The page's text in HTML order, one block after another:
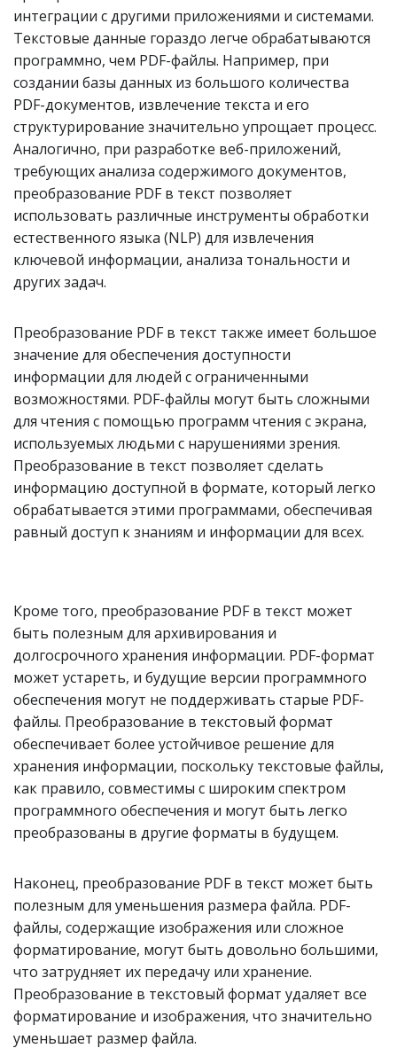
интеграции с другими приложениями и системами.
Текстовые данные гораздо легче обрабатываются
программно, чем PDF-файлы. Например, при
создании базы данных из большого количества
PDF-документов, извлечение текста и его
структурирование значительно упрощает процесс.
Аналогично, при разработке веб-приложений,
требующих анализа содержимого документов,
преобразование PDF в текст позволяет
использовать различные инструменты обработки
естественного языка (NLP) для извлечения
ключевой информации, анализа тональности и
других задач.
Преобразование PDF в текст также имеет большое
значение для обеспечения доступности
информации для людей с ограниченными
возможностями. PDF-файлы могут быть сложными
для чтения с помощью программ чтения с экрана,
используемых людьми с нарушениями зрения.
Преобразование в текст позволяет сделать
информацию доступной в формате, который легко
обрабатывается этими программами, обеспечивая
равный доступ к знаниям и информации для всех.
Кроме того, преобразование PDF в текст может
быть полезным для архивирования и
долгосрочного хранения информации. PDF-формат
может устареть, и будущие версии программного
обеспечения могут не поддерживать старые PDF-
файлы. Преобразование в текстовый формат
обеспечивает более устойчивое решение для
хранения информации, поскольку текстовые файлы,
как правило, совместимы с широким спектром
программного обеспечения и могут быть легко
преобразованы в другие форматы в будущем.
Наконец, преобразование PDF в текст может быть
полезным для уменьшения размера файла. PDF-
файлы, содержащие изображения или сложное
форматирование, могут быть довольно большими,
что затрудняет их передачу или хранение.
Преобразование в текстовый формат удаляет все
форматирование и изображения, что значительно
уменьшает размер файла.